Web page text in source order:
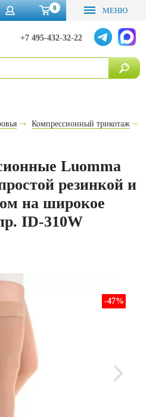
0 МЕНЮ
+7 495-432-32-22
Компрессионный трикотаж
Luomma
резинкой и
на широкое
ID-310W
-47%